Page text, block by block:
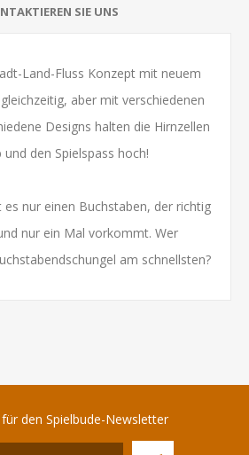
SIE UNS
Land-Fluss Konzept mit neuem
aber mit verschiedenen
Designs halten die Hirnzellen
und den Spielspass hoch!
nur einen Buchstaben, der richtig
nur ein Mal vorkommt. Wer
am schnellsten?
den Spielbude-Newsletter